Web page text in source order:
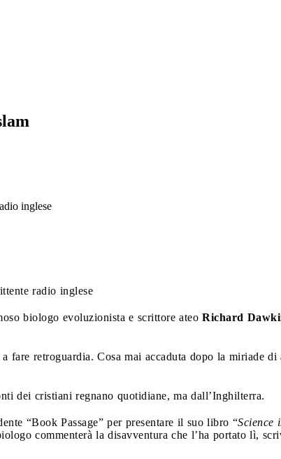
inglese
radio inglese
biologo evoluzionista e scrittore ateo Richard
fare retroguardia. Cosa mai accaduta dopo la miriade di
dei cristiani regnano quotidiane, ma dall’Inghilterra.
“Book Passage” per presentare il suo libro “Science
commenterà la disavventura che l’ha portato lì,